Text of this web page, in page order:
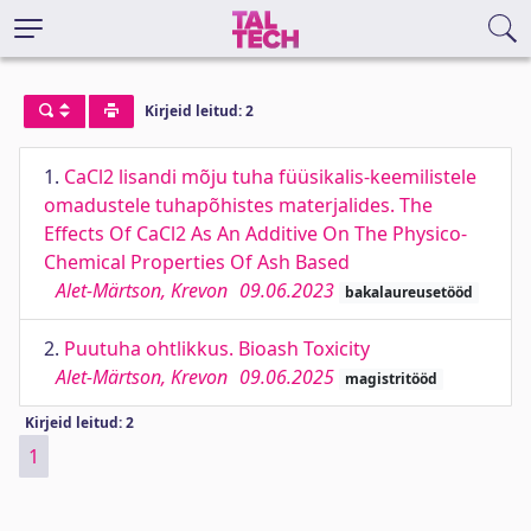
Kirjeid leitud: 2
1. CaCl2 lisandi mõju tuha füüsikalis-keemilistele
omadustele tuhapõhistes materjalides. The
Effects Of CaCl2 As An Additive On The Physico-
Chemical Properties Of Ash Based
Alet-Märtson, Krevon 09.06.2023 bakalaureusetööd
2. Puutuha ohtlikkus. Bioash Toxicity
Alet-Märtson, Krevon 09.06.2025 magistritööd
Kirjeid leitud: 2
1